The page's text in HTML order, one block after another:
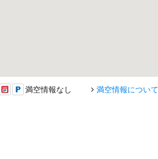
満空情報なし 満空情報について